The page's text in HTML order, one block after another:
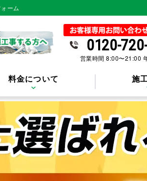
ーム
0120-
営業時間 8:00〜21:00
料金について 施